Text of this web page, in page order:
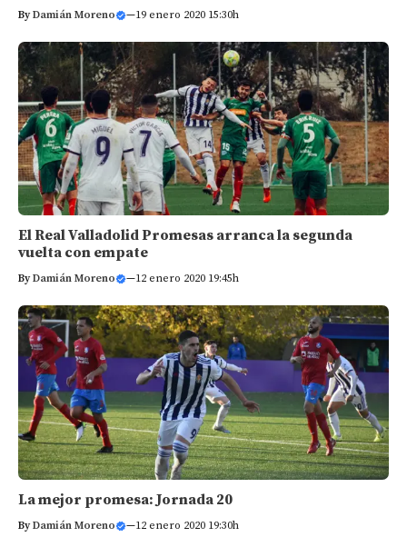
ByDamián Moreno —19 enero 2020 15:30h
El Real Valladolid Promesas arranca la segunda
vuelta con empate
ByDamián Moreno —12 enero 2020 19:45h
La mejor promesa: Jornada 20
ByDamián Moreno —12 enero 2020 19:30h